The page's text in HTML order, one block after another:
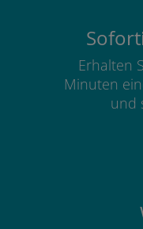
Erhalten
Minuten
und